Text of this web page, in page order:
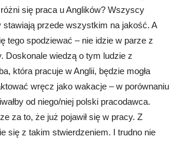
się praca u Anglików? Wszyscy
przede wszystkim na jakość. A
tego spodziewać – nie idzie w parze z
Doskonale wiedzą o tym ludzie z
która pracuje w Anglii, będzie mogła
wręcz jako wakacje – w porównaniu
od niego/niej polski pracodawca.
za to, że już pojawił się w pracy. Z
się z takim stwierdzeniem. I trudno nie